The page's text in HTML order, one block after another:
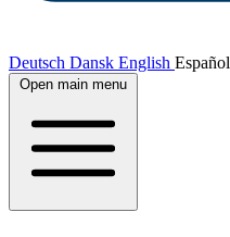
Deutsch Dansk English Español
Open main menu